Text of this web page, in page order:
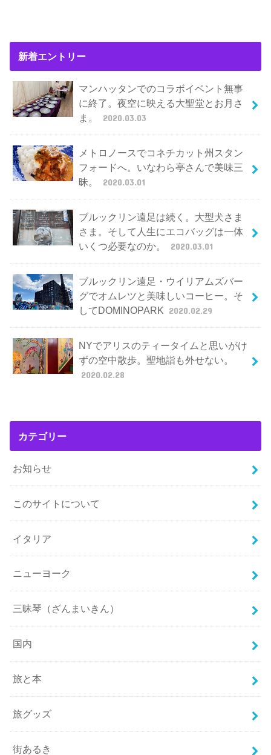
新着エントリー
マンハッタンでのコラボイベント無事
に終了。夜空に映える大聖堂とお月さ
ま。
2020.03.03
メトロノースでコネチカット州スタン
フォードへ。いなわら亭さんで美味三
昧。
2020.03.01
ブルックリン遠足は続く。大型犬さま
さま。そして人生にエコバッグは一体
いくつ必要なのか。
2020.03.01
ブルックリン遠足・ウイリアムズバー
グでオムレツと美味しいコーヒー。そ
してDOMINOPARK 2020.02.29
NYでアリスのティータイムと思いがけ
ずの空中散歩。聖地詣も外せない。
2020.02.28
カテゴリー
お知らせ
このサイトについて
イタリア
ニューヨーク
三昧琴（ざんまいきん）
国内
旅と本
旅グッズ
街あるき